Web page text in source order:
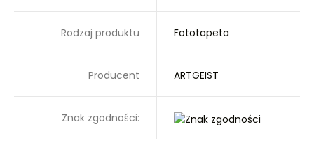
Rodzaj produktu Fototapeta
Producent ARTGEIST
Znak zgodności: